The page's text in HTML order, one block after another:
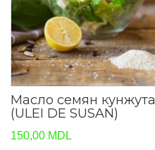
Масло семян
(ULEI DE SUSAN)
150,00 MDL